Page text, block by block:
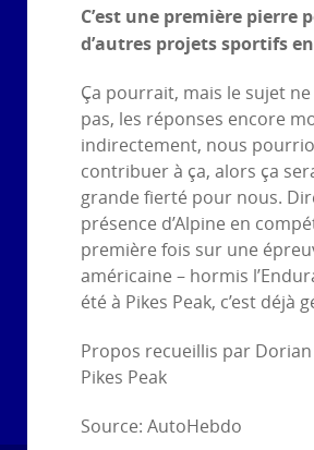
C’est une première pierre
d’autres projets sportifs
Ça pourrait, mais le sujet
pas, les réponses encore
indirectement, nous
contribuer à ça, alors ça
grande fierté pour nous.
présence d’Alpine en
première fois sur une
américaine – hormis
été à Pikes Peak, c’est déjà
Propos recueillis par
Pikes Peak
Source: AutoHebdo